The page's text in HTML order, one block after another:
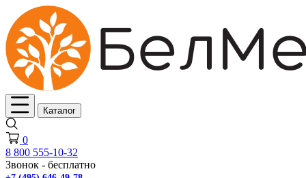
Каталог
0
8 800 555-10-32
Звонок - бесплатно